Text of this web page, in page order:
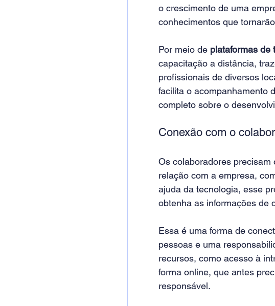
o crescimento de uma
conhecimentos que
Por meio de plataformas de
capacitação a distância,
profissionais de diversos
facilita o acompanhamento
completo sobre o
Conexão com o
Os colaboradores
relação com a empresa,
ajuda da tecnologia, esse
obtenha as informações de
Essa é uma forma de
pessoas e uma
recursos, como acesso à
forma online, que antes
responsável.